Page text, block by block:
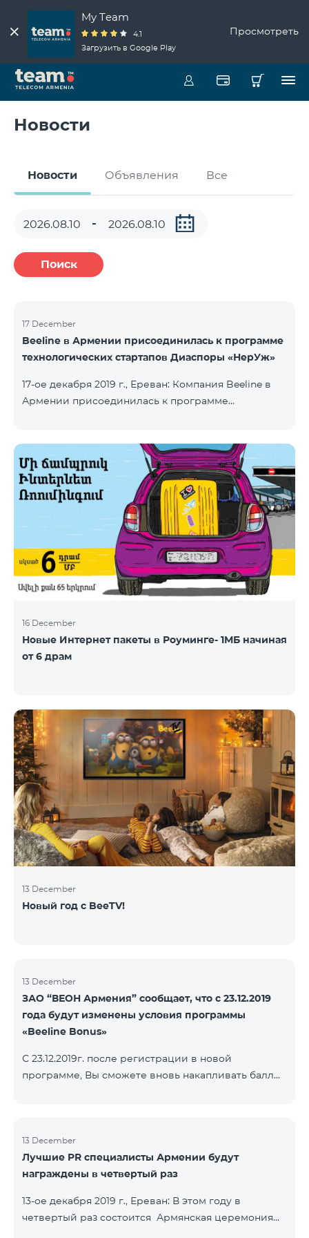
My Team
4.1
Загрузить в Google Play
Просмотреть
Новости
Новости Объявления Все
Поиск
17 December
Beeline в Армении присоединилась к программе
технологических стартапов Диаспоры «НерУж»
17-ое декабря 2019 г., Ереван: Компания Beeline в
Армении присоединилась к программе
высокотехнологичной промышленности РА и
офисом главного комиссара по делам диаспоры
РА. Основная цель программы - привлечение
талантливых предпринимателей, инженеров из
диаспоры, стимулирование репатриации, а также
развитие стартап-экосистемы в Армении.
Программа позволяет превратить
технологические идеи и проекты прож
16 December
Новые Интернет пакеты в Роуминге- 1МБ начиная
от 6 драм
13 December
Новый год с BeeTV!
13 December
ЗАО “ВЕОН Армения” сообщает, что с 23.12.2019
года будут изменены условия программы
«Beeline Bonus»
С 23.12.2019г. после регистрации в новой
программе, Вы сможете вновь накапливать баллы
декабря 2019г. Абоненты статусов Gold и VIP
перейдут в новую программу со своим статусом.
При регистрации в новой программе абоненты
новой бонусной программы.
13 December
Лучшие PR специалисты Армении будут
награждены в четвертый раз
13-ое декабря 2019 г., Ереван: В этом году в
четвертый раз состоится Армянская церемония